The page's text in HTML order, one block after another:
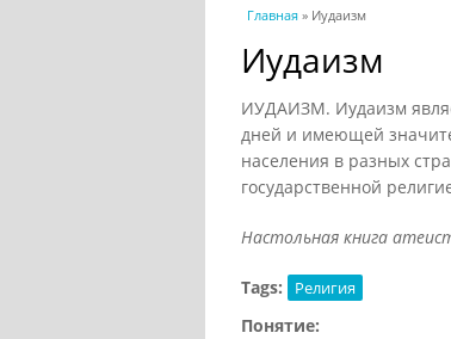
Вы здесь
Главная » Иудаизм
Иудаизм
ИУДАИЗМ. Иудаизм
дней и имеющей
населения в разных
государственной
Настольная книга
Tags: Религия
Понятие: